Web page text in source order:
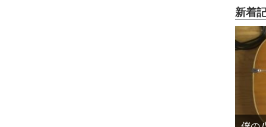
新着